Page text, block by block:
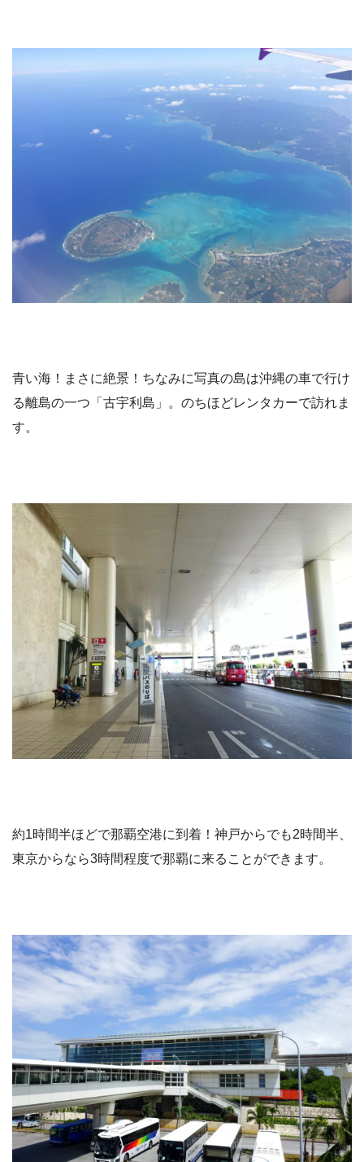
青い海！まさに絶景！ちなみに写真の島は沖縄の車で行け
る離島の一つ「古宇利島」。のちほどレンタカーで訪れま
す。
約1時間半ほどで那覇空港に到着！神戸からでも2時間半、
東京からなら3時間程度で那覇に来ることができます。